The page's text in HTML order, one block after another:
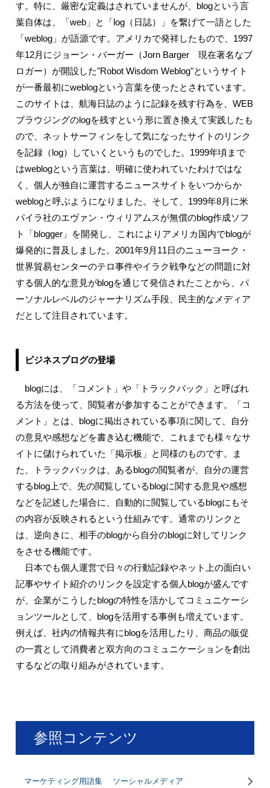
す。特に、厳密な定義はされていませんが、blogという言
葉自体は、「web」と「log（日誌）」を繋げて一語とした
「weblog」が語源です。アメリカで発祥したもので、1997
年12月にジョーン・バーガー（Jorn Barger 現在著名なブ
ロガー）が開設した"Robot Wisdom Weblog"というサイト
が一番最初にweblogという言葉を使ったとされています。
このサイトは、航海日誌のように記録を残す行為を、WEB
ブラウジングのlogを残すという形に置き換えて実践したも
ので、ネットサーフィンをして気になったサイトのリンク
を記録（log）していくというものでした。1999年頃まで
はweblogという言葉は、明確に使われていたわけではな
く、個人が独自に運営するニュースサイトをいつからか
weblogと呼ぶようになりました。そして、1999年8月に米
パイラ社のエヴァン・ウィリアムスが無償のblog作成ソフ
ト「blogger」を開発し、これによりアメリカ国内でblogが
爆発的に普及しました。2001年9月11日のニューヨーク・
世界貿易センターのテロ事件やイラク戦争などの問題に対
する個人的な意見がblogを通じて発信されたことから、パ
ーソナルレベルのジャーナリズム手段、民主的なメディア
だとして注目されています。
ビジネスブログの登場
blogには、「コメント」や「トラックバック」と呼ばれ
る方法を使って、閲覧者が参加することができます。「コ
メント」とは、blogに掲出されている事項に関して、自分
の意見や感想などを書き込む機能で、これまでも様々なサ
イトに儲けられていた「掲示板」と同様のものです。ま
た、トラックバックは、あるblogの閲覧者が、自分の運営
するblog上で、先の閲覧しているblogに関する意見や感想
などを記述した場合に、自動的に閲覧しているblogにもそ
の内容が反映されるという仕組みです。通常のリンクと
は、逆向きに、相手のblogから自分のblogに対してリンク
をさせる機能です。
日本でも個人運営で日々の行動記録やネット上の面白い
記事やサイト紹介のリンクを設定する個人blogが盛んです
が、企業がこうしたblogの特性を活かしてコミュニケーシ
ョンツールとして、blogを活用する事例も増えています。
例えば、社内の情報共有にblogを活用したり、商品の販促
の一貫として消費者と双方向のコミュニケーションを創出
するなどの取り組みがされています。
参照コンテンツ
マーケティング用語集 ソーシャルメディア